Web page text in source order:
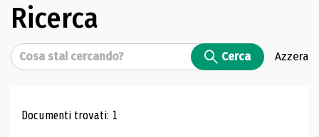
Ricerca
Cerca Cerca Azzera
Risultati di ricerca
Documenti trovati: 1